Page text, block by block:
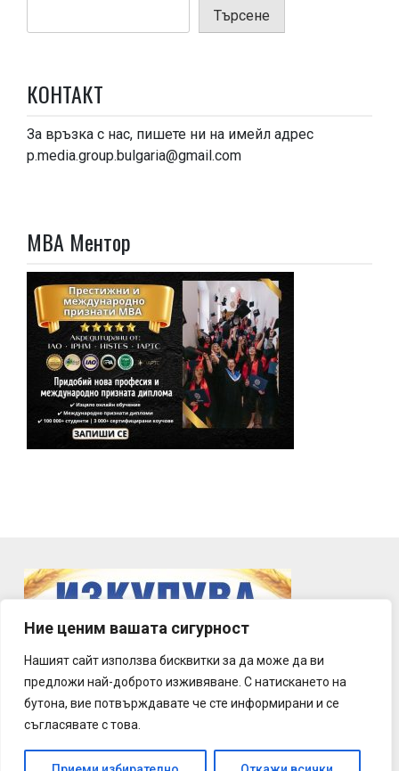
Ние ценим вашата сигурност
Нашият сайт използва бисквитки за да може да ви
предложи най-доброто изживяване. С натискането на
бутона, вие потвърждавате че сте информирани и се
съгласявате с това.
Търсене
КОНТАКТ
За връзка с нас, пишете ни на имейл адрес
p.media.group.bulgaria@gmail.com
МВА Ментор